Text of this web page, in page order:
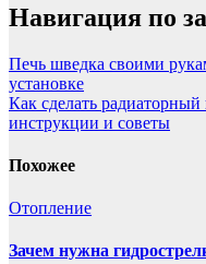
Навигация по
Печь шведка своими
установке
Как сделать
инструкции и советы
Похожее
Отопление
Зачем нужна